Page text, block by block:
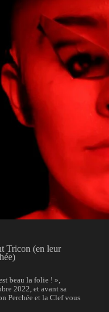
Tricon (en leur
beau la folie ! »,
2022, et avant sa
Perchée et la Clef vous